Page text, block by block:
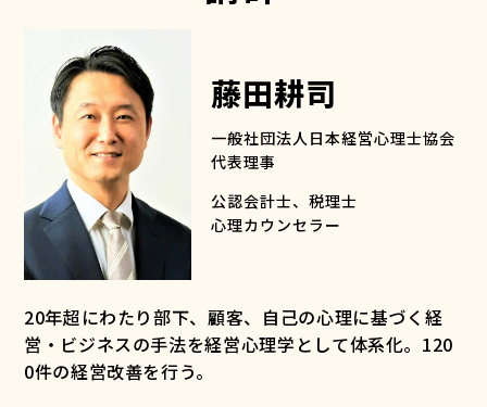
藤田耕司
一般社団法人日本経営心理士協会
代表理事
公認会計士、税理士
心理カウンセラー
20年超にわたり部下、顧客、自己の心理に基づく経
営・ビジネスの手法を経営心理学として体系化。120
0件の経営改善を行う。